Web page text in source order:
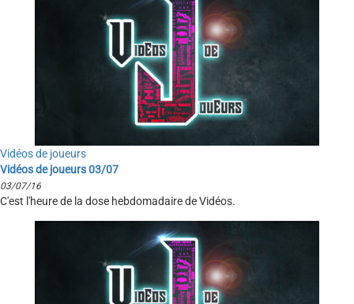
Vidéos de joueurs
Vidéos de joueurs 03/07
03/07/16
C'est l'heure de la dose hebdomadaire de Vidéos.